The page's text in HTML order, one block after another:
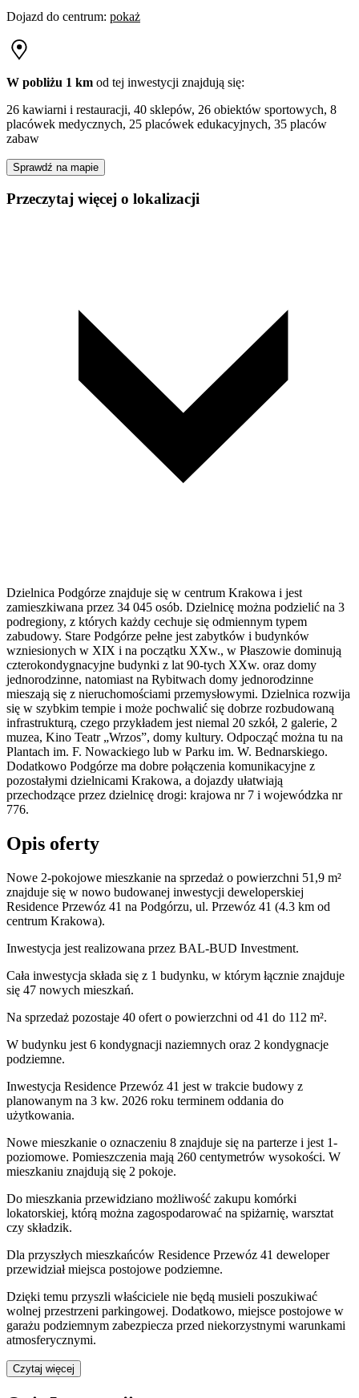
Dojazd do centrum: pokaż
W pobliżu 1 km od tej inwestycji znajdują się:
26 kawiarni i restauracji, 40 sklepów, 26 obiektów sportowych, 8
placówek medycznych, 25 placówek edukacyjnych, 35 placów
zabaw
Sprawdź na mapie
Przeczytaj więcej o lokalizacji
Dzielnica Podgórze znajduje się w centrum Krakowa i jest
zamieszkiwana przez 34 045 osób. Dzielnicę można podzielić na 3
podregiony, z których każdy cechuje się odmiennym typem
zabudowy. Stare Podgórze pełne jest zabytków i budynków
wzniesionych w XIX i na początku XXw., w Płaszowie dominują
czterokondygnacyjne budynki z lat 90-tych XXw. oraz domy
jednorodzinne, natomiast na Rybitwach domy jednorodzinne
mieszają się z nieruchomościami przemysłowymi. Dzielnica rozwija
się w szybkim tempie i może pochwalić się dobrze rozbudowaną
infrastrukturą, czego przykładem jest niemal 20 szkół, 2 galerie, 2
muzea, Kino Teatr „Wrzos”, domy kultury. Odpocząć można tu na
Plantach im. F. Nowackiego lub w Parku im. W. Bednarskiego.
Dodatkowo Podgórze ma dobre połączenia komunikacyjne z
pozostałymi dzielnicami Krakowa, a dojazdy ułatwiają
przechodzące przez dzielnicę drogi: krajowa nr 7 i wojewódzka nr
776.
Opis oferty
Nowe 2-pokojowe mieszkanie na sprzedaż o powierzchni 51,9 m²
znajduje się w nowo budowanej inwestycji deweloperskiej
Residence Przewóz 41 na Podgórzu, ul. Przewóz 41 (4.3 km od
centrum Krakowa).
Inwestycja jest realizowana przez BAL-BUD Investment.
Cała inwestycja składa się z 1 budynku, w którym łącznie znajduje
się 47 nowych mieszkań.
Na sprzedaż pozostaje 40 ofert o powierzchni od 41 do 112 m².
W budynku jest 6 kondygnacji naziemnych oraz 2 kondygnacje
podziemne.
Inwestycja Residence Przewóz 41 jest w trakcie budowy z
planowanym na 3 kw. 2026 roku terminem oddania do
użytkowania.
Nowe mieszkanie o oznaczeniu 8 znajduje się na parterze i jest 1-
poziomowe. Pomieszczenia mają 260 centymetrów wysokości. W
mieszkaniu znajdują się 2 pokoje.
Do mieszkania przewidziano możliwość zakupu komórki
lokatorskiej, którą można zagospodarować na spiżarnię, warsztat
czy składzik.
Dla przyszłych mieszkańców Residence Przewóz 41 deweloper
przewidziałmiejsca postojowe podziemne.
Dzięki temu przyszli właściciele nie będą musieli poszukiwać
wolnej przestrzeni parkingowej. Dodatkowo, miejsce postojowe w
garażu podziemnym zabezpiecza przed niekorzystnymi warunkami
atmosferycznymi.
Czytaj więcej